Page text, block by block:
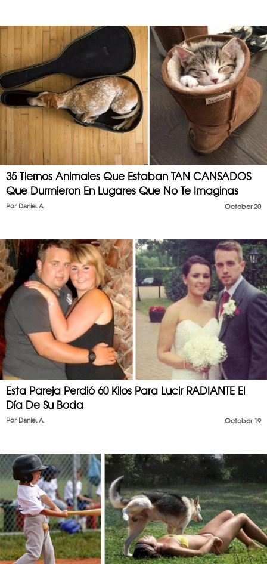
35 Tiernos Animales Que Estaban TAN CANSADOS
Que Durmieron En Lugares Que No Te Imaginas
October 20
Por Daniel A.
Esta Pareja Perdió 60 Kilos Para Lucir RADIANTE El
Día De Su Boda
October 19
Por Daniel A.